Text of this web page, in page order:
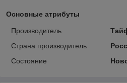
Основные атрибуты
Производитель
Страна производитель
Состояние